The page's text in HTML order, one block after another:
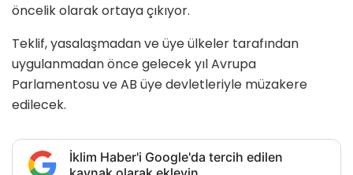
öncelik olarak ortaya çıkıyor.
Teklif, yasalaşmadan ve üye ülkeler tarafından
uygulanmadan önce gelecek yıl Avrupa
Parlamentosu ve AB üye devletleriyle müzakere
edilecek.
İklim Haber'i Google'da tercih edilen